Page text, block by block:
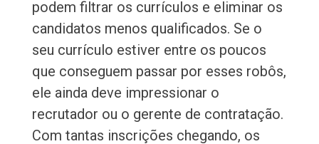
podem filtrar os currículos e eliminar os
candidatos menos qualificados. Se o
seu currículo estiver entre os poucos
que conseguem passar por esses robôs,
ele ainda deve impressionar o
recrutador ou o gerente de contratação.
Com tantas inscrições chegando, os